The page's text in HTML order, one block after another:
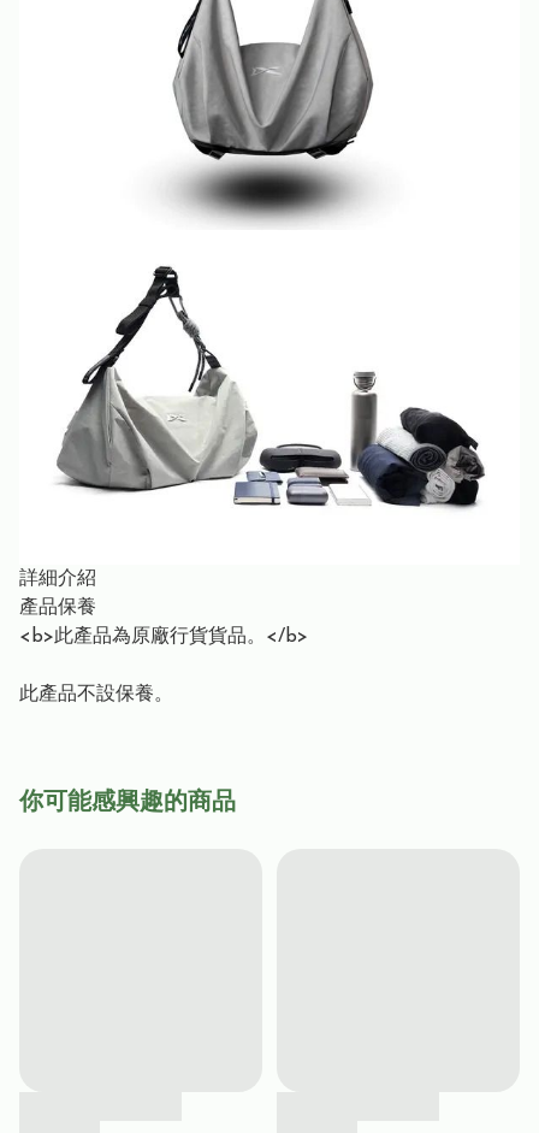
詳細介紹
產品保養
<b>此產品為原廠行貨貨品。</b>
此產品不設保養。
你可能感興趣的商品